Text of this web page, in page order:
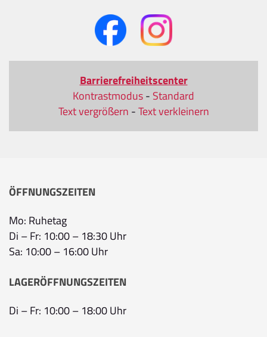
Barrierefreiheitscenter
Kontrastmodus- Standard
Text vergrößern -Text verkleinern
ÖFFNUNGSZEITEN
Mo: Ruhetag
Di – Fr: 10:00 – 18:30 Uhr
Sa: 10:00 – 16:00 Uhr
LAGERÖFFNUNGSZEITEN
Di – Fr: 10:00 – 18:00 Uhr